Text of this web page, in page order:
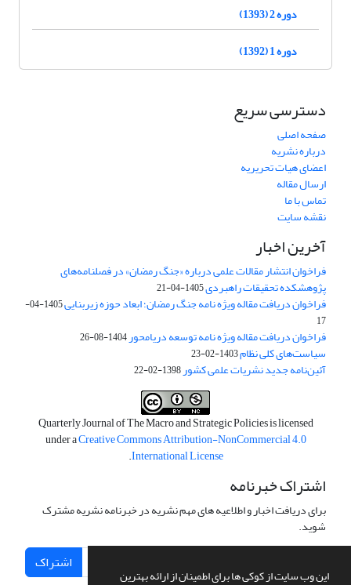
این وب سایت از کوکی ها برای اطمینان از ارائه بهترین
دوره 2 (1393)
دوره 1 (1392)
دسترسی سریع
صفحه اصلی
درباره نشریه
اعضای هیات تحریریه
ارسال مقاله
تماس با ما
نقشه سایت
آخرین اخبار
فراخوان انتشار مقالات علمی درباره «جنگ رمضان» در فصلنامه‌های
پژوهشکده تحقیقات راهبردی1405-04-21
فراخوان دریافت مقاله ویژه نامه جنگ رمضان؛ ابعاد حوزه زیربنایی
1405-04-
17
فراخوان دریافت مقاله ویژه نامه توسعه دریامحور1404-08-26
سیاست‌های کلی نظام1403-02-23
آئین‌نامه جدید نشریات علمی کشور1398-02-22
Quarterly Journal of The Macro and Strategic Policies is licensed
under aCreative Commons Attribution-NonCommercial 4.0
International License
.
اشتراک خبرنامه
برای دریافت اخبار و اطلاعیه های مهم نشریه در خبرنامه نشریه مشترک
شوید.
اشتراک